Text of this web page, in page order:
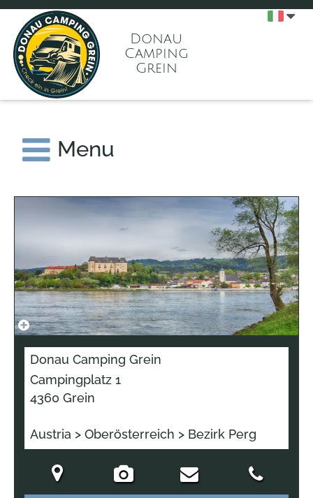
Donau
Camping
Grein
Menu
Donau Camping Grein
Campingplatz 1
4360 Grein
Austria > Oberösterreich > Bezirk Perg